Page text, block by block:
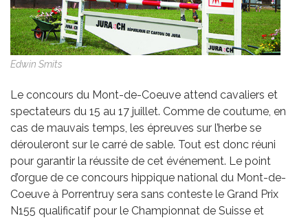
Edwin Smits
Le concours du Mont-de-Coeuve attend cavaliers et
spectateurs du 15 au 17 juillet. Comme de coutume, en
cas de mauvais temps, les épreuves sur l’herbe se
dérouleront sur le carré de sable. Tout est donc réuni
pour garantir la réussite de cet événement. Le point
d’orgue de ce concours hippique national du Mont-de-
Coeuve à Porrentruy sera sans conteste le Grand Prix
N155 qualificatif pour le Championnat de Suisse et